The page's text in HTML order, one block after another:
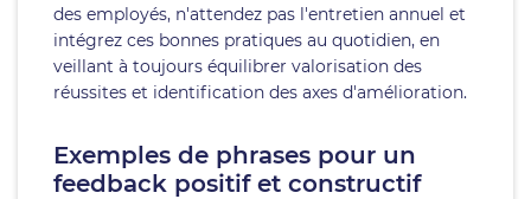
des employés, n'attendez pas l'entretien annuel et
intégrez ces bonnes pratiques au quotidien, en
veillant à toujours équilibrer valorisation des
réussites et identification des axes d'amélioration.
Exemples de phrases pour un
feedback positif et constructif